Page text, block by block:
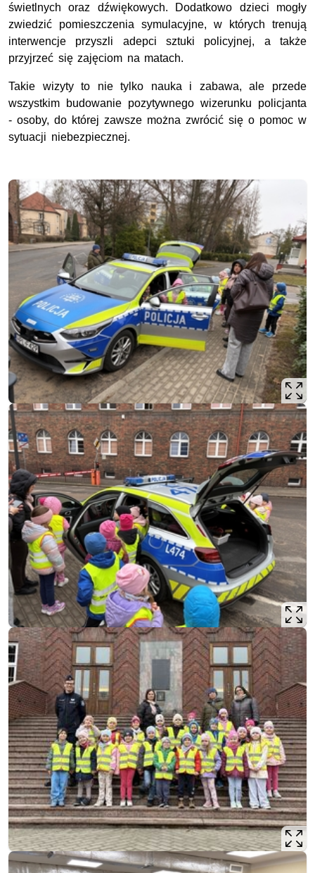
świetlnych oraz dźwiękowych. Dodatkowo dzieci mogły
zwiedzić pomieszczenia symulacyjne, w których trenują
interwencje przyszli adepci sztuki policyjnej, a także
przyjrzeć się zajęciom na matach.
Takie wizyty to nie tylko nauka i zabawa, ale przede
wszystkim budowanie pozytywnego wizerunku policjanta
- osoby, do której zawsze można zwrócić się o pomoc w
sytuacji niebezpiecznej.